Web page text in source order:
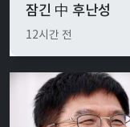
잠긴 中 후난성
12시간 전